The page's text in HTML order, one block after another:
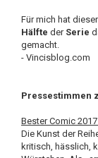
Für mich hat dieser
Hälfte der Serie
gemacht.
- Vincisblog.com
Pressestimmen
Bester Comic
Die Kunst der
kritisch, hässlich,